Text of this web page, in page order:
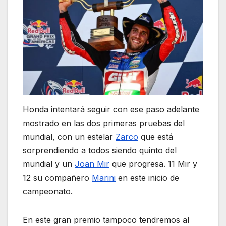
Honda intentará seguir con ese paso adelante
mostrado en las dos primeras pruebas del
mundial, con un estelar Zarco que está
sorprendiendo a todos siendo quinto del
mundial y un Joan Mir que progresa. 11 Mir y
12 su compañero Marini en este inicio de
campeonato.
En este gran premio tampoco tendremos al